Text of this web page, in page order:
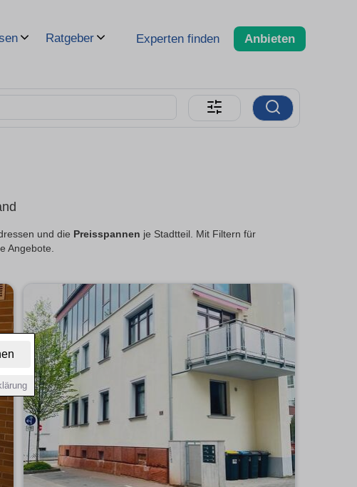
Ratgeber Experten finden Anbieten
und die Preisspannen je Stadtteil. Mit Filtern für
Angebote.